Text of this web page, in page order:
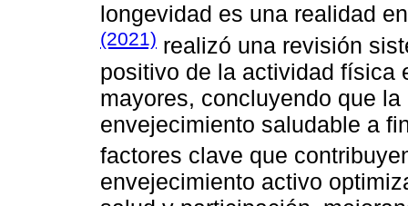
longevidad es una realidad
(2021) realizó una revisión
positivo de la actividad física
mayores, concluyendo que
envejecimiento saludable a
factores clave que
envejecimiento activo